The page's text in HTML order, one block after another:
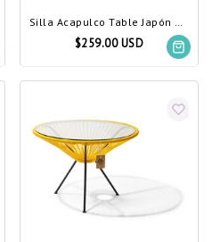
Silla Acapulco Table Japón dark navy blue
$259.00 USD